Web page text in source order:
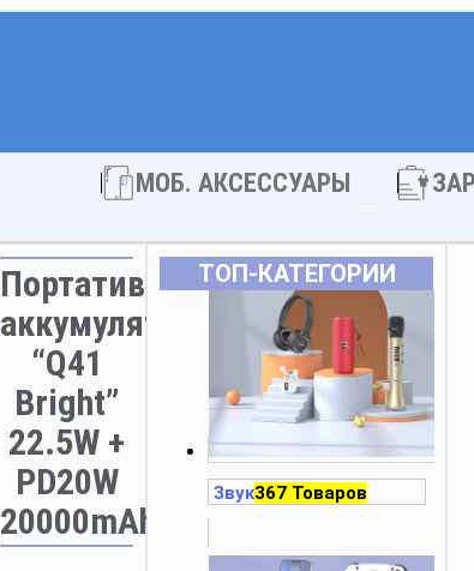
МОБ. АКСЕССУАРЫ Open МОБ.
Портативный
аккумулятор
“Q41
Bright”
22.5W +
PD20W
20000mAh
ТОП‑КАТЕГОРИИ
Звук367 Товаров